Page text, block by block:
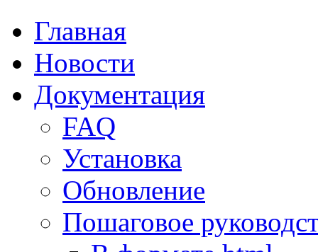
Главная
Новости
Документация
FAQ
Установка
Обновление
Пошаговое